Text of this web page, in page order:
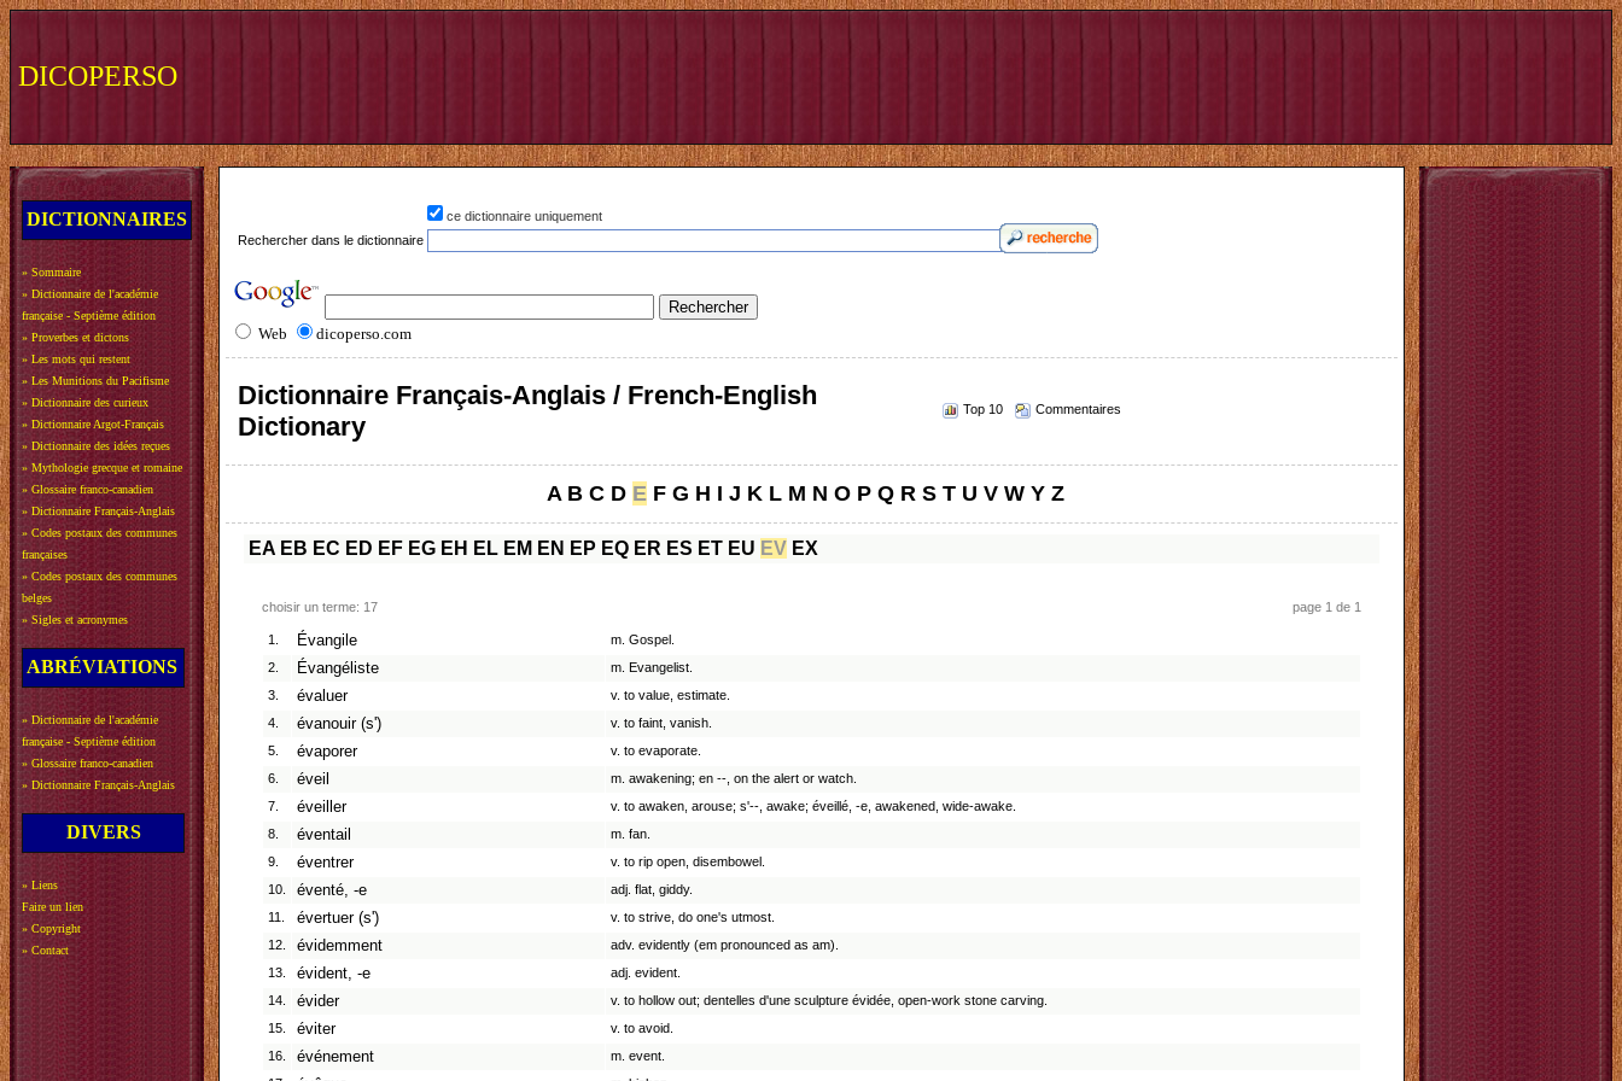
DICOPERSO
DICTIONNAIRES
» Sommaire
» Dictionnaire de l'académie
française - Septième édition
» Proverbes et dictons
» Les mots qui restent
» Les Munitions du Pacifisme
» Dictionnaire des curieux
» Dictionnaire Argot-Français
» Dictionnaire des idées reçues
» Mythologie grecque et romaine
» Glossaire franco-canadien
» Dictionnaire Français-Anglais
» Codes postaux des communes
françaises
» Codes postaux des communes
belges
» Sigles et acronymes
ABRÉVIATIONS
» Dictionnaire de l'académie
française - Septième édition
» Glossaire franco-canadien
» Dictionnaire Français-Anglais
DIVERS
» Liens
Faire un lien
» Copyright
» Contact
ce dictionnaire uniquement
Rechercher dans le dictionnaire
Web dicoperso.com
Dictionnaire Français-Anglais / French-English
Dictionary
Top 10 Commentaires
A B C D E F G H I J K L M N O P Q R S T U V W Y Z
EA EB EC ED EF EG EH EL EM EN EP EQ ER ES ET EU EV EX
choisir un terme: 17 page 1 de 1
1. Évangile
m. Gospel.
2.
Évangéliste
m. Evangelist.
3.
évaluer
v. to value, estimate.
4.
évanouir (s')
v. to faint, vanish.
5.
évaporer
v. to evaporate.
6.
éveil
m. awakening; en --, on the alert or watch.
7.
éveiller
v. to awaken, arouse; s'--, awake; éveillé, -e, awakened, wide-awake.
8.
éventail
m. fan.
9.
éventrer
v. to rip open, disembowel.
10.
éventé, -e
adj. flat, giddy.
11.
évertuer (s')
v. to strive, do one's utmost.
12.
évidemment
adv. evidently (em pronounced as am).
13.
évident, -e
adj. evident.
14.
évider
v. to hollow out; dentelles d'une sculpture évidée, open-work stone carving.
15.
éviter
v. to avoid.
16.
événement
m. event.